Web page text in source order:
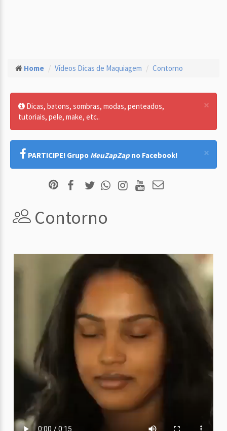
Home Vídeos Dicas de Maquiagem Contorno
×
Dicas, batons, sombras, modas, penteados,
tutoriais, pele, make, etc..
×
PARTICIPE! Grupo MeuZapZap no Facebook!
Contorno